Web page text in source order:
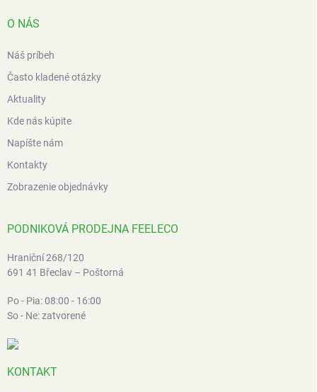
O NÁS
Náš príbeh
Často kladené otázky
Aktuality
Kde nás kúpite
Napíšte nám
Kontakty
Zobrazenie objednávky
PODNIKOVÁ PRODEJNA FEELECO
Hraniční 268/120
691 41 Břeclav – Poštorná
Po - Pia: 08:00 - 16:00
So - Ne: zatvorené
KONTAKT